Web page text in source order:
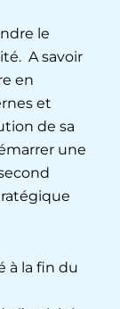
le
A savoir
en
et
de sa
une
à la fin du